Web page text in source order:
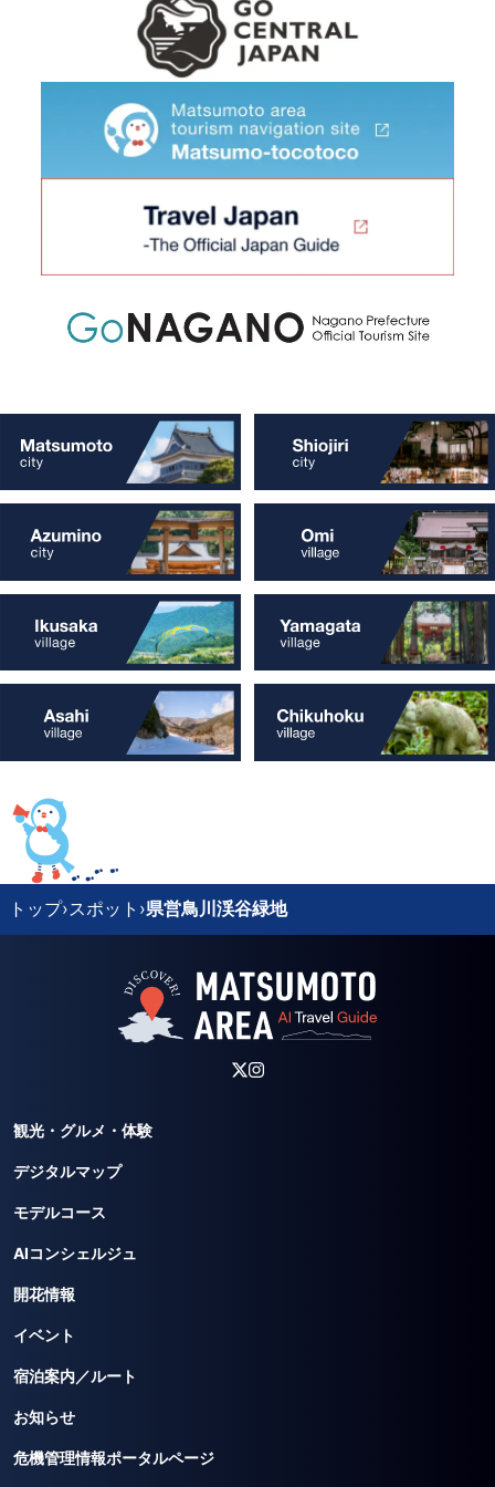
トップ›スポット ›県営鳥川渓谷緑地
観光・グルメ・体験
デジタルマップ
モデルコース
AIコンシェルジュ
開花情報
イベント
宿泊案内／ルート
お知らせ
危機管理情報ポータルページ